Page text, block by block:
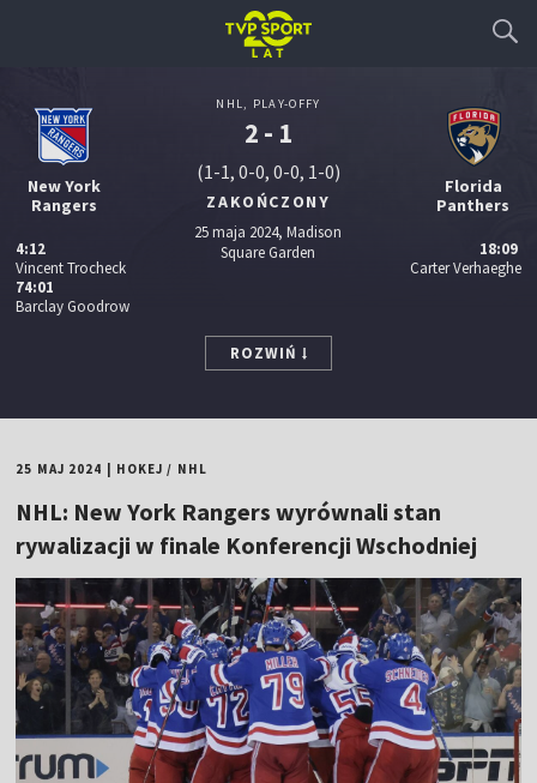
New York
Rangers
4:12
Vincent Trocheck
74:01
Barclay Goodrow
NHL, PLAY-OFFY
2 - 1
(1-1, 0-0, 0-0, 1-0)
ZAKOŃCZONY
25 maja 2024, Madison
Square Garden
Florida
Panthers
18:09
Carter Verhaeghe
ROZWIŃ
25 MAJ 2024 HOKEJ / NHL
NHL: New York Rangers wyrównali stan
rywalizacji w finale Konferencji Wschodniej